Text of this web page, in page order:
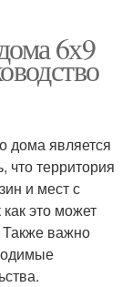
6х9
дома является
что территория
и мест с
это может
важно